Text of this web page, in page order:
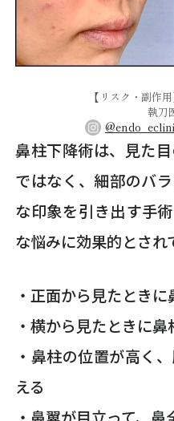
【リスク・副作
執刀
鼻柱下降術は、見た
ではなく、細部のバ
な印象を引き出す手
な悩みに効果的とされ
・正面から見たとき
・横から見たときに
・鼻柱の位置が高く
える